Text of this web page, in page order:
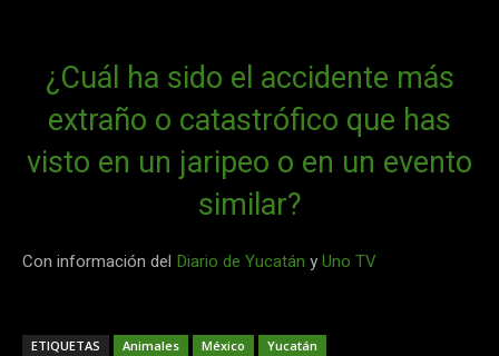
¿Cuál ha sido el accidente más
extraño o catastrófico que has
visto en un jaripeo o en un evento
similar?
Con información del Diario de Yucatán yUno TV
ETIQUETAS Animales México Yucatán